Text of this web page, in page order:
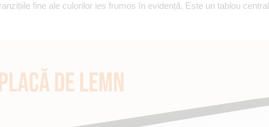
fine ale culorilor ies frumos în evidență. Este un tablou central